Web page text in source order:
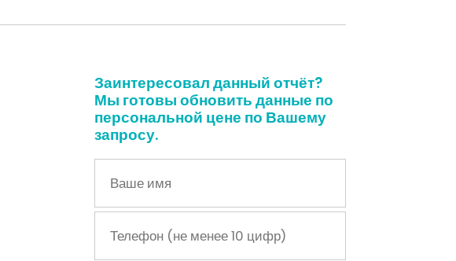
Заинтересовал данный отчёт?
Мы готовы обновить данные по
персональной цене по Вашему
запросу.